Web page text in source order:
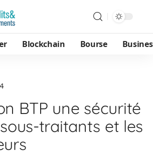
Blockchain Bourse
BTP une sécurité
traitants et les